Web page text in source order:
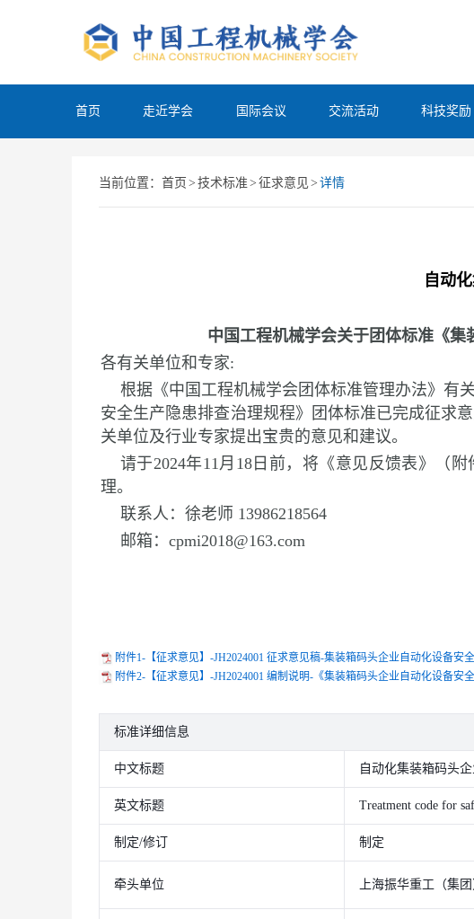
首页 走近学会 国际会议 交流活动 科技奖励
当前位置： 首页 > 技术标准 > 征求意见> 详情
自动
中国工程机械学会关于团体标准《
各有关单位和专家:
根据《中国工程机械学会团体标准管理办法》有
安全生产隐患排查治理规程》团体标准已完成征求
关单位及行业专家提出宝贵的意见和建议。
请于2024年11月18日前，将《意见反馈表》（
理。
联系人：徐老师 13986218564
邮箱：cpmi2018@163.com
附件1-【征求意见】-JH2024001 征求意见稿-集装箱码头企业自动化设备安
附件2-【征求意见】-JH2024001 编制说明-《集装箱码头企业自动化设备安
标准详细信息
中文标题 自动化集装箱码头
英文标题 Treatment code for
制定/修订 制定
牵头单位 上海振华重工（集